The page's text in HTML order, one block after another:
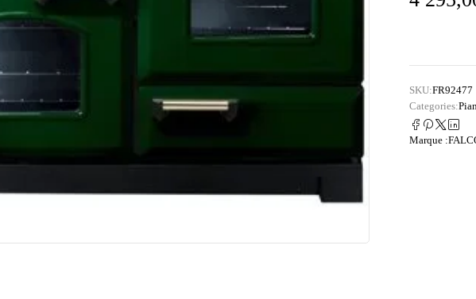
SKU:FR92477
Categories:
Marque :